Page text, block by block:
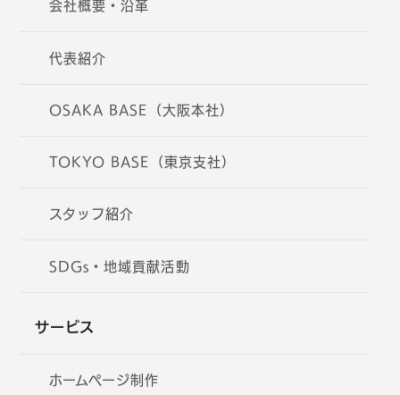
会社概要・沿革
代表紹介
OSAKA BASE（大阪本社）
TOKYO BASE（東京支社）
スタッフ紹介
SDGs・地域貢献活動
サービス
ホームページ制作